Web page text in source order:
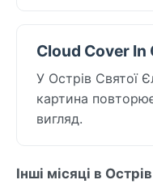
Cloud Cover In
У Острів Святої
картина
вигляд.
Інші місяці в